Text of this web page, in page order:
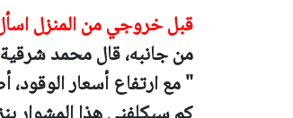
قبل خروجي من المنزل
من جانبه، قال محمد
" مع ارتفاع أسعار